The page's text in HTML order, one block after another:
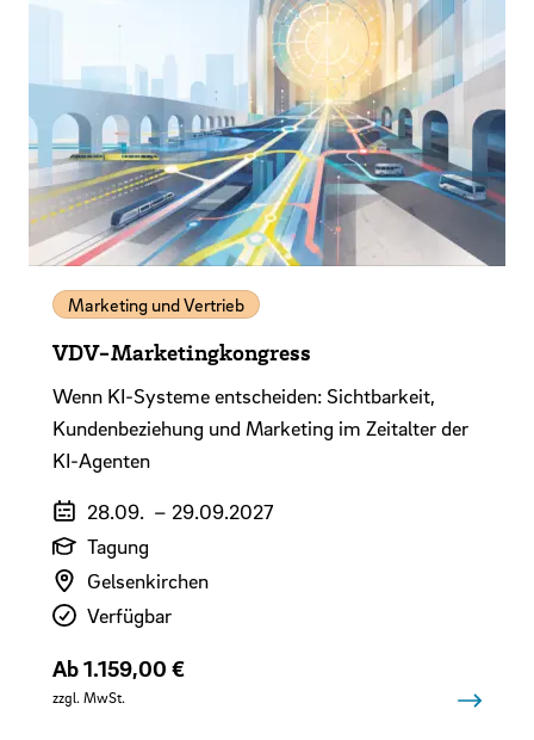
Marketing und Vertrieb
VDV-Marketingkongress
Wenn KI-Systeme entscheiden: Sichtbarkeit,
Kundenbeziehung und Marketing im Zeitalter der
KI-Agenten
Veranstaltungszeitraum
28.09. – 29.09.2027
Art der Veranstaltung
Tagung
Veranstaltungsort
Gelsenkirchen
Verfügbarkeit
Verfügbar
Preis
Ab 1.159,00 €
zzgl. MwSt.